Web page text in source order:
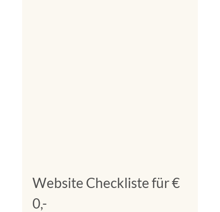
Website Checkliste für €
0,-